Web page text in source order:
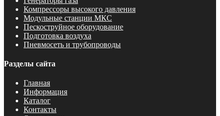
Компрессоры высокого давления
Модульные станции МКС
Пескоструйное оборудование
Подготовка воздуха
Пневмосеть и трубопроводы
Разделы сайта
Главная
Информация
Каталог
Контакты